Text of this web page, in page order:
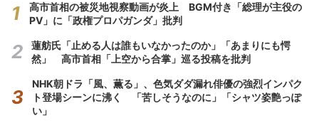
高市首相の被災地視察動画が炎上 BGM付き「総理が主役の
PV」に「政権プロパガンダ」批判
蓮舫氏「止める人は誰もいなかったのか」「あまりにも愕
然」 高市首相「上空から合掌」巡る投稿を批判
NHK朝ドラ「風、薫る」、色気ダダ漏れ俳優の強烈インパク
ト登場シーンに沸く 「苦しそうなのに」「シャツ姿艶っぽ
い」